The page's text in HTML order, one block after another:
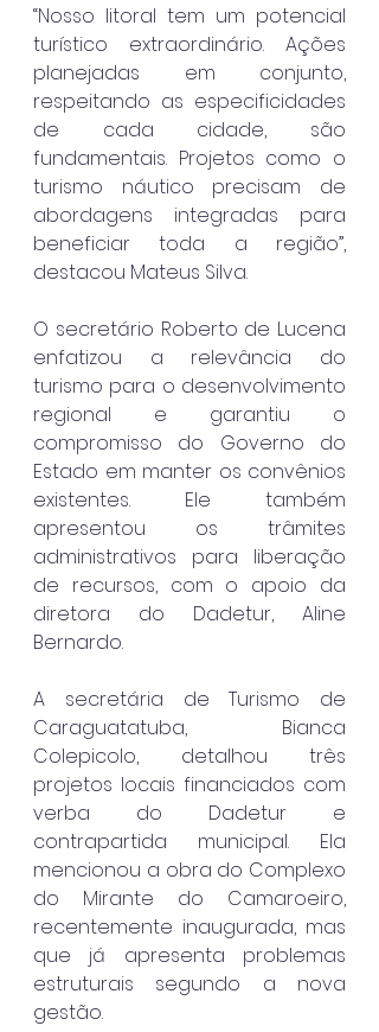
“Nosso litoral tem um potencial
turístico extraordinário. Ações
planejadas em conjunto,
respeitando as especificidades
de cada cidade, são
fundamentais. Projetos como o
turismo náutico precisam de
abordagens integradas para
beneficiar toda a região”,
destacou Mateus Silva.
O secretário Roberto de Lucena
enfatizou a relevância do
turismo para o desenvolvimento
regional e garantiu o
compromisso do Governo do
Estado em manter os convênios
existentes. Ele também
apresentou os trâmites
administrativos para liberação
de recursos, com o apoio da
diretora do Dadetur, Aline
Bernardo.
A secretária de Turismo de
Caraguatatuba, Bianca
Colepicolo, detalhou três
projetos locais financiados com
verba do Dadetur e
contrapartida municipal. Ela
mencionou a obra do Complexo
do Mirante do Camaroeiro,
recentemente inaugurada, mas
que já apresenta problemas
estruturais segundo a nova
gestão.